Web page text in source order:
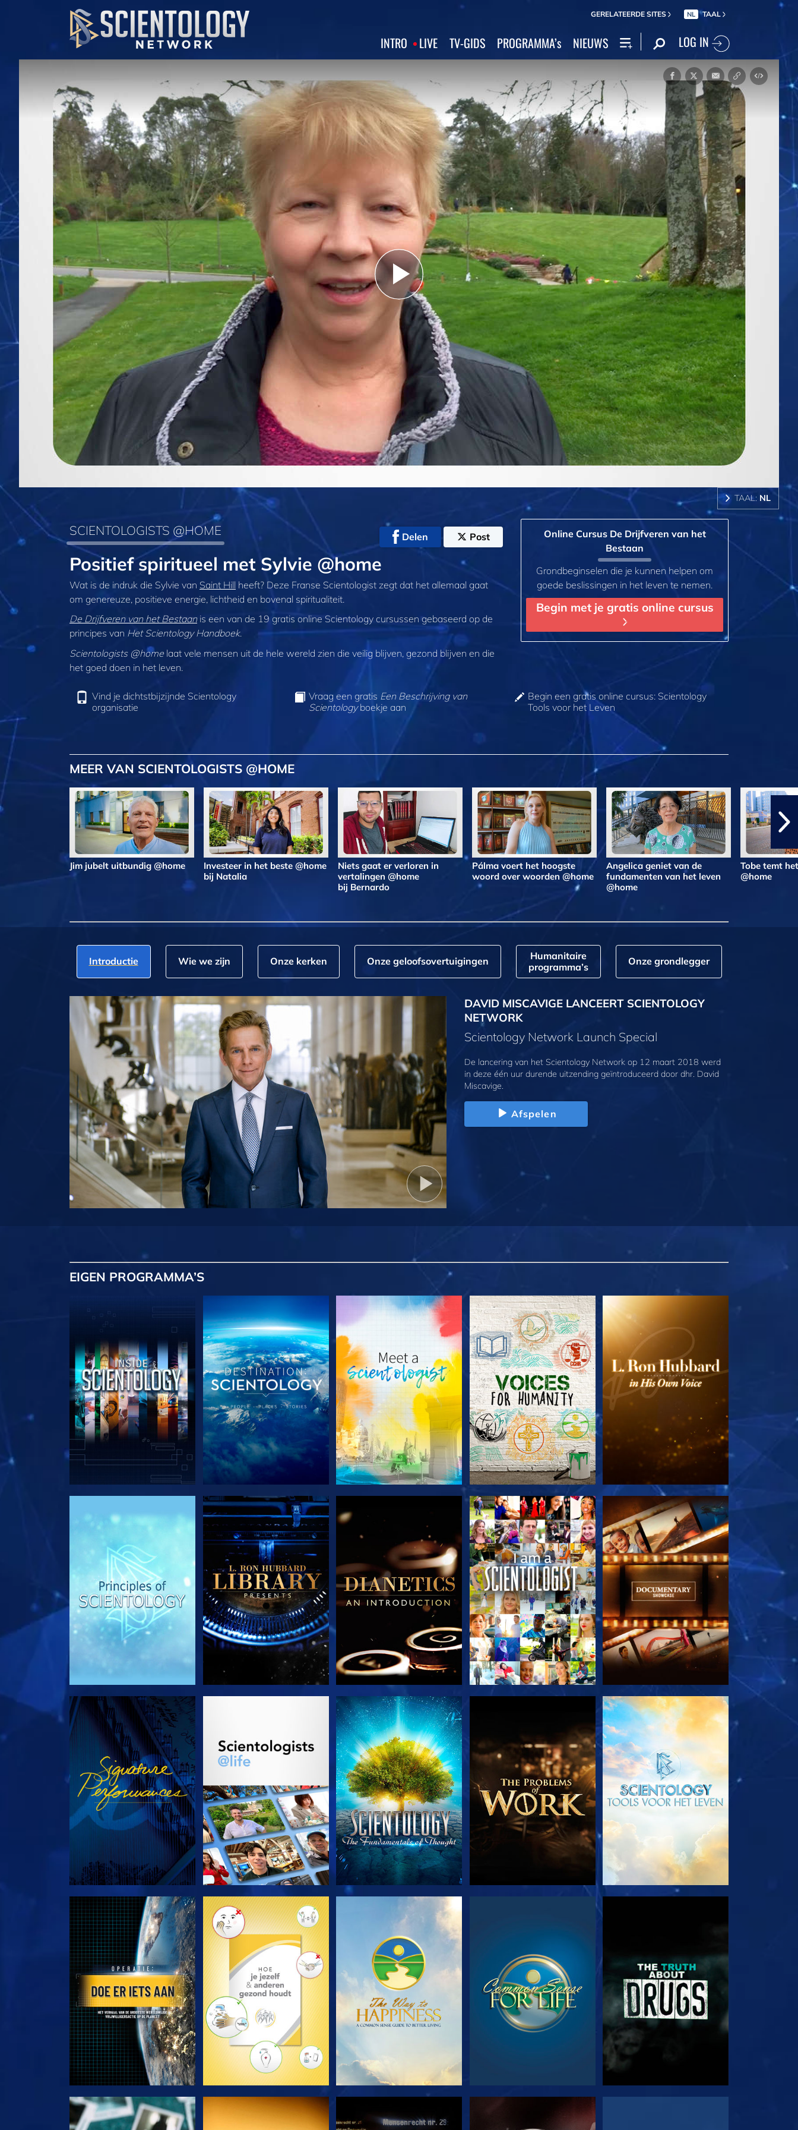
GERELATEERDE SITES NL TAAL
INTRO LIVE TV‑GIDS PROGRAMMA’s NIEUWS LOG IN
Play
Video
TAAL: NL
SCIENTOLOGISTS @HOME Delen Post
Positief spiritueel met Sylvie @home
Wat is de indruk die Sylvie van Saint Hill heeft? Deze Franse Scientologist zegt dat het allemaal gaat
om genereuze, positieve energie, lichtheid en bovenal spiritualiteit.
De Drijfveren van het Bestaanis een van de 19 gratis online Scientology cursussen gebaseerd op de
principes van Het Scientology Handboek.
Scientologists @homelaat vele mensen uit de hele wereld zien die veilig blijven, gezond blijven en die
het goed doen in het leven.
Online Cursus De Drijfveren van het
Bestaan
Grondbeginselen die je kunnen helpen om
goede beslissingen in het leven te nemen.
Begin met je gratis online cursus
Vind je dichtstbijzijnde Scientology
organisatie
Vraag een gratis Een Beschrijving van
Scientologyboekje aan
Begin een gratis online cursus: Scientology
Tools voor het Leven
MEER VAN SCIENTOLOGISTS @HOME
Jim jubelt uitbundig @home
Investeer in het beste @home
bij Natalia
Niets gaat er verloren in
vertalingen @home
bij Bernardo
Pálma voert het hoogste
woord over woorden @home
Angelica geniet van de
fundamenten van het leven
@home
Tobe temt
@home
Introductie Wie we zijn Onze kerken Onze geloofs­overtuigingen
Humanitaire
programma’s
Onze grondlegger
DAVID MISCAVIGE LANCEERT SCIENTOLOGY
NETWORK
Scientology Network Launch Special
De lancering van het Scientology Network op 12 maart 2018 werd
in deze één uur durende uitzending geïntroduceerd door dhr. David
Miscavige.
Afspelen
EIGEN PROGRAMMA’S
VERKEN DE SERIE VERKEN DE SERIE VERKEN DE SERIE VERKEN DE SERIE VERKEN DE SERIE
KIJK KIJK VERKEN DE SERIE
VERKEN DE SERIE VERKEN DE SERIE